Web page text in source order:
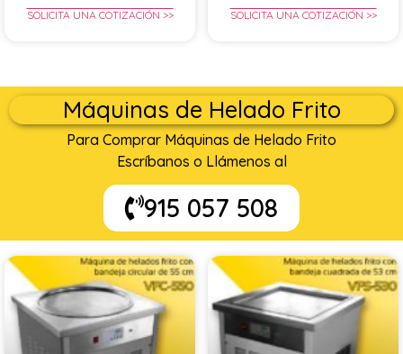
SOLICITA UNA COTIZACIÓN >> SOLICITA UNA COTIZACIÓN >>
Máquinas de Helado Frito
Para Comprar Máquinas de Helado Frito
Escríbanos o Llámenos al
915 057 508